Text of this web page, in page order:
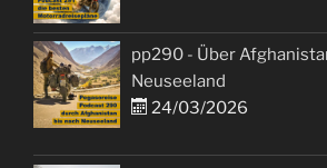
pp290 - Über
Neuseeland
24/03/2026